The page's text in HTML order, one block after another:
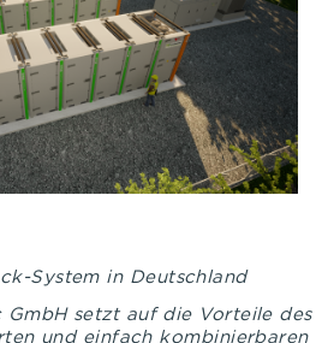
System in Deutschland
GmbH setzt auf die Vorteile des
und einfach kombinierbaren